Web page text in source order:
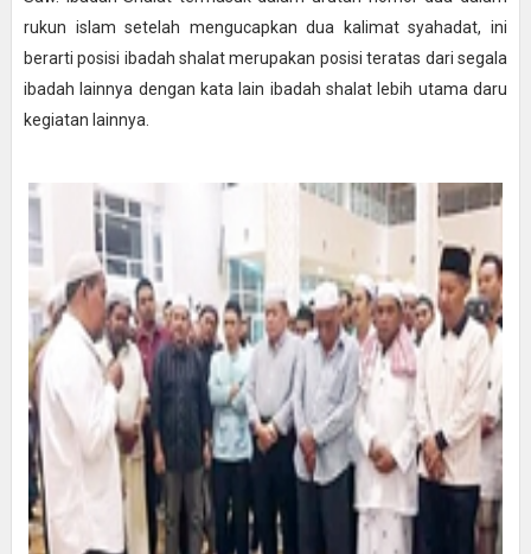
rukun islam setelah mengucapkan dua kalimat syahadat, ini
berarti posisi ibadah shalat merupakan posisi teratas dari segala
ibadah lainnya dengan kata lain ibadah shalat lebih utama daru
kegiatan lainnya.